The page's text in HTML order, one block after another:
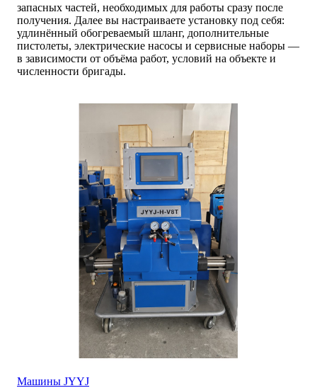
запасных частей, необходимых для работы сразу после
получения. Далее вы настраиваете установку под себя:
удлинённый обогреваемый шланг, дополнительные
пистолеты, электрические насосы и сервисные наборы —
в зависимости от объёма работ, условий на объекте и
численности бригады.
Машины JYYJ